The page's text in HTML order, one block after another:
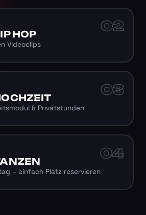
02
HOP
Videoclips
03
& Privatstunden
04
– einfach Platz reservieren